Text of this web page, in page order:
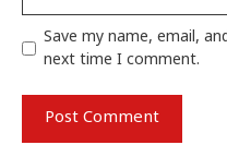
Save my name, email,
next time I comment.